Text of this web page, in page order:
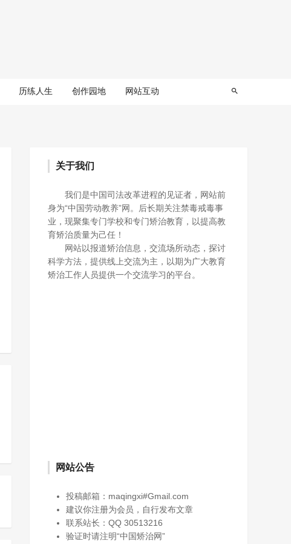
历练人生 创作园地 网站互动
关于我们
我们是中国司法改革进程的见证者，网站前
身为“中国劳动教养”网。后长期关注禁毒戒毒事
业，现聚集专门学校和专门矫治教育，以提高教
育矫治质量为己任！
网站以报道矫治信息，交流场所动态，探讨
科学方法，提供线上交流为主，以期为广大教育
矫治工作人员提供一个交流学习的平台。
网站公告
投稿邮箱：maqingxi#Gmail.com
建议你注册为会员，自行发布文章
联系站长：QQ 30513216
验证时请注明“中国矫治网”